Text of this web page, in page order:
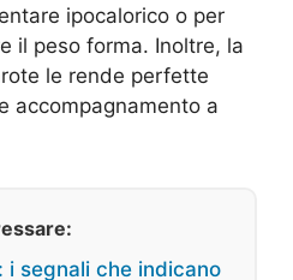
ipocalorico o per
il peso forma. Inoltre, la
le rende perfette
accompagnamento a
i segnali che indicano